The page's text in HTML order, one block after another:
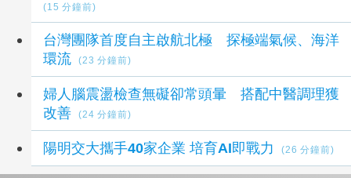
(15 分鐘前)
台灣團隊首度自主啟航北極 探極端氣候、海洋
環流
(23 分鐘前)
婦人腦震盪檢查無礙卻常頭暈 搭配中醫調理獲
改善
(24 分鐘前)
陽明交大攜手40家企業 培育AI即戰力 (26 分鐘前)